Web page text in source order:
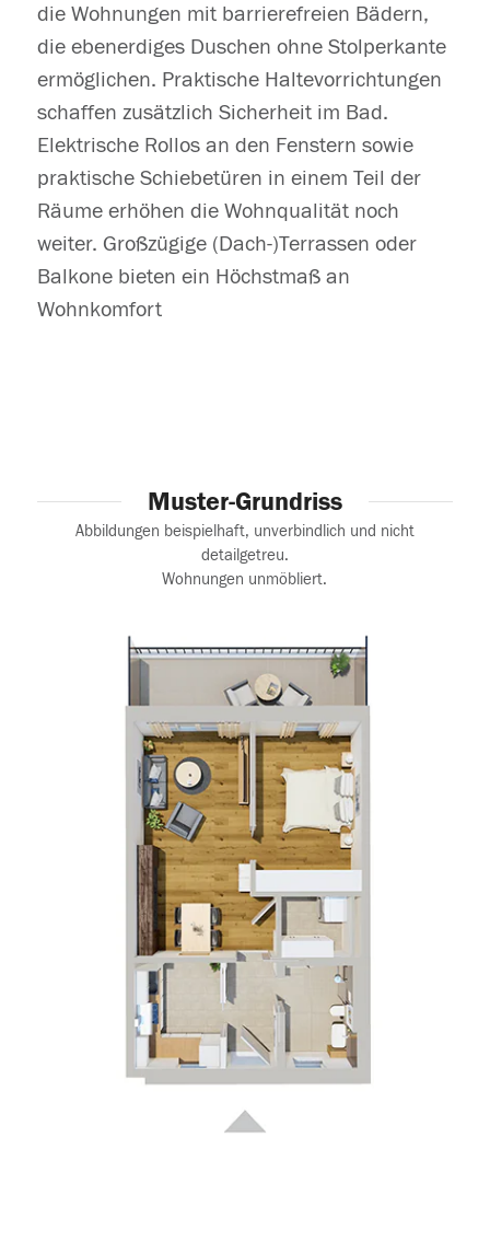
die Wohnungen mit barrierefreien Bädern,
die ebenerdiges Duschen ohne Stolperkante
ermöglichen. Praktische Haltevorrichtungen
schaffen zusätzlich Sicherheit im Bad.
Elektrische Rollos an den Fenstern sowie
praktische Schiebetüren in einem Teil der
Räume erhöhen die Wohnqualität noch
weiter. Großzügige (Dach-)Terrassen oder
Balkone bieten ein Höchstmaß an
Wohnkomfort
Muster-Grundriss
Abbildungen beispielhaft, unverbindlich und nicht
detailgetreu.
Wohnungen unmöbliert.